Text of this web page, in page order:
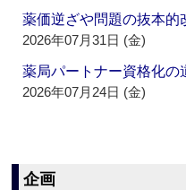
薬価逆ざや問題の抜本的
2026年07月31日 (金)
薬局パートナー資格化の
2026年07月24日 (金)
企画